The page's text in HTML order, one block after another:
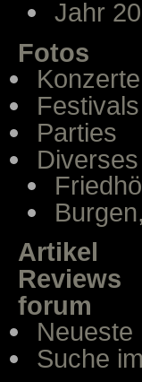
Jahr
Fotos
Konzerte
Festivals
Parties
Diverses
Artikel
Reviews
forum
Neueste
Suche